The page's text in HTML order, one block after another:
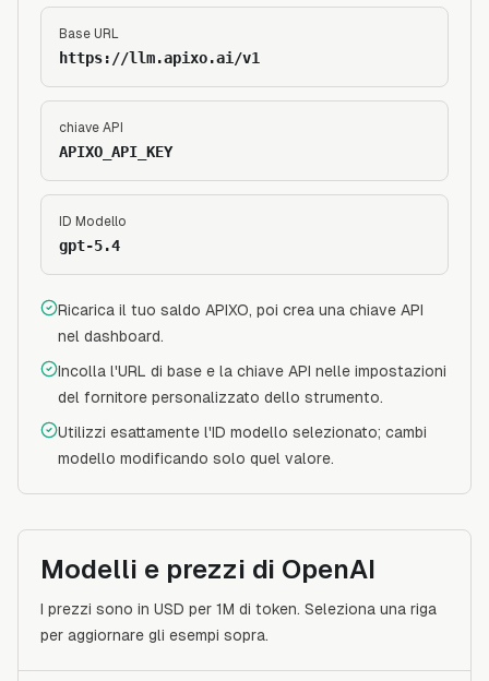
Base URL
https://llm.apixo.ai/v1
chiave API
APIXO_API_KEY
ID Modello
gpt-5.4
Ricarica il tuo saldo APIXO, poi crea una chiave API
nel dashboard.
Incolla l'URL di base e la chiave API nelle impostazioni
del fornitore personalizzato dello strumento.
Utilizzi esattamente l'ID modello selezionato; cambi
modello modificando solo quel valore.
Modelli e prezzi di OpenAI
I prezzi sono in USD per 1M di token. Seleziona una riga
per aggiornare gli esempi sopra.